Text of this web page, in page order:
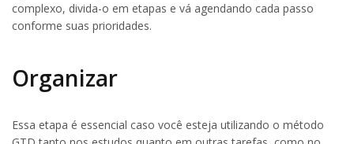
complexo, divida-o em etapas e vá agendando cada passo
conforme suas prioridades.
Organizar
Essa etapa é essencial caso você esteja utilizando o método